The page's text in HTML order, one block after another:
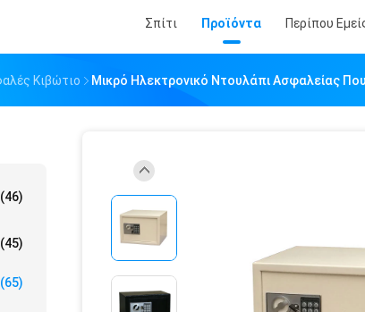
Σπίτι Προϊόντα Περίπου
Κιβώτιο Μικρό Ηλεκτρονικό Ντουλάπι Ασφαλείας
(46)
(45)
(65)